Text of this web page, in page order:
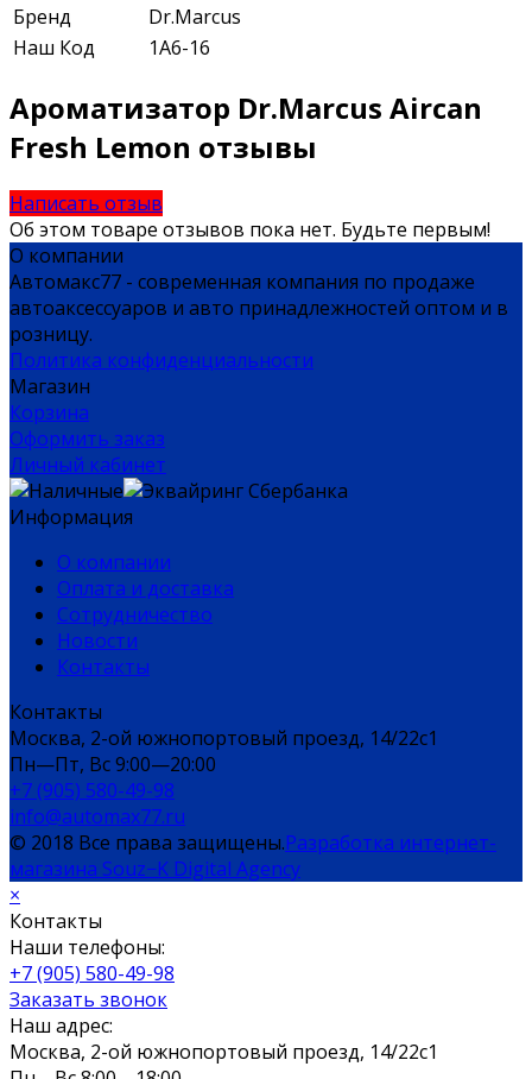
Бренд
Dr.Marcus
Наш Код
1А6-16
Ароматизатор Dr.Marcus Aircan
Fresh Lemon отзывы
Написать отзыв
Об этом товаре отзывов пока нет. Будьте первым!
О компании
Автомакс77 - современная компания по продаже
автоаксессуаров и авто принадлежностей оптом и в
розницу.
Политика конфиденциальности
Магазин
Корзина
Оформить заказ
Личный кабинет
Информация
О компании
Оплата и доставка
Сотрудничество
Новости
Контакты
Контакты
Москва, 2-ой южнопортовый проезд, 14/22c1
Пн—Пт, Вс 9:00—20:00
+7 (905) 580-49-98
info@automax77.ru
© 2018 Все права защищены.Разработка интернет-
магазина Souz−K Digital Agency
×
Контакты
Наши телефоны:
+7 (905) 580-49-98
Заказать звонок
Наш адрес:
Москва, 2-ой южнопортовый проезд, 14/22c1